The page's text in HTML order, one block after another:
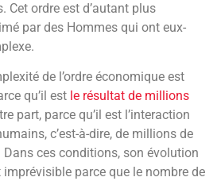
Cet ordre est d’autant plus
par des Hommes qui ont eux-
de l’ordre économique est
qu’il est le résultat de millions
part, parce qu’il est l’interaction
c’est-à-dire, de millions de
ces conditions, son évolution
parce que le nombre de